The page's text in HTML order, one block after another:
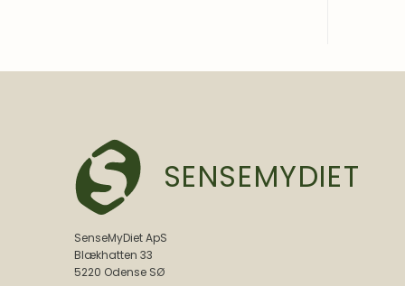
SENSEMYDIET
SenseMyDiet ApS
Blækhatten 33
5220 Odense SØ